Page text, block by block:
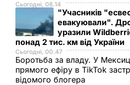
Сьогодні, 08.14
"Учасників
евакуювали".
уразили
понад 2 тис. км від України
Сьогодні, 00.47
Боротьба за владу. У
прямого ефіру в TikTok
відомого блогера